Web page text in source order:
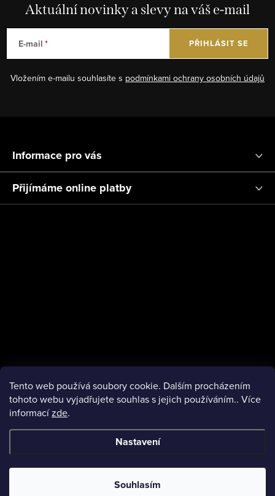
Tento web používá soubory cookie. Dalším procházením
tohoto webu vyjadřujete souhlas s jejich používáním.. Více
informacízde.
Nastavení
Souhlasím
Aktuální novinky a slevy na váš e-mail
E-mail
Vložením e-mailu souhlasíte s podmínkami ochrany osobních údajů
PŘIHLÁSIT SE
p
t
Informace pro vás
Přijímáme online platby
Copyright 2026VMObleceni.cz. Všechna práva vyhrazena.